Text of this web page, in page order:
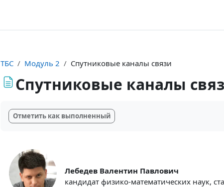
ТБС Модуль 2 Спутниковые каналы связи
Спутниковые каналы
Отметить как выполненный
Лебедев Валентин Павлович
кандидат физико-математических наук,